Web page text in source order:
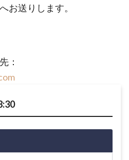
お送りします。
：